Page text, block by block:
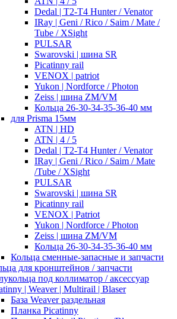
Dedal | T2-T4 Hunter / Venator
IRay | Geni / Rico / Saim / Mate /
Tube / XSight
PULSAR
Swarovski | шина SR
Picatinny rail
VENOX | patriot
Yukon | Nordforce / Photon
Zeiss | шина ZM/VM
Кольца 26-30-34-35-36-40 мм
для Prisma 15мм
ATN | HD
ATN | 4 / 5
Dedal | T2-T4 Hunter / Venator
IRay | Geni / Rico / Saim / Mate
/Tube / XSight
PULSAR
Swarovski | шина SR
Picatinny rail
VENOX | Patriot
Yukon | Nordforce / Photon
Zeiss | шина ZM/VM
Кольца 26-30-34-35-36-40 мм
Кольца сменные-запасные и запчасти
для кронштейнов / запчасти
под коллиматор / аксессуар
| Weaver | Multirail | Blaser
База Weaver раздельная
Планка Picatinny